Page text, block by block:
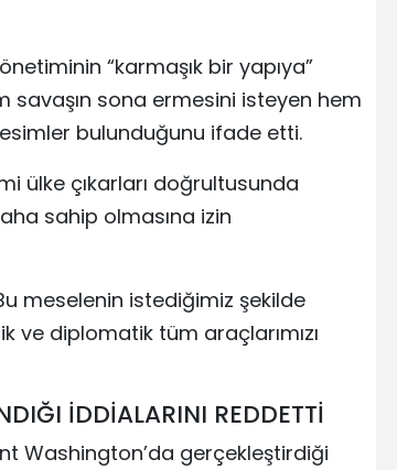
“karmaşık bir yapıya”
savaşın sona ermesini isteyen hem
bulunduğunu ifade etti.
ülke çıkarları doğrultusunda
sahip olmasına izin
meselenin istediğimiz şekilde
ve diplomatik tüm araçlarımızı
İDDİALARINI REDDETTİ
Washington’da gerçekleştirdiği